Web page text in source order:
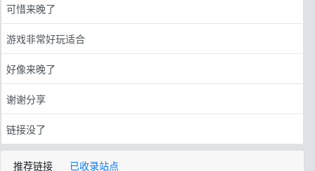
可惜来晚了
游戏非常好玩适合
好像来晚了
谢谢分享
链接没了
推荐链接 已收录站点